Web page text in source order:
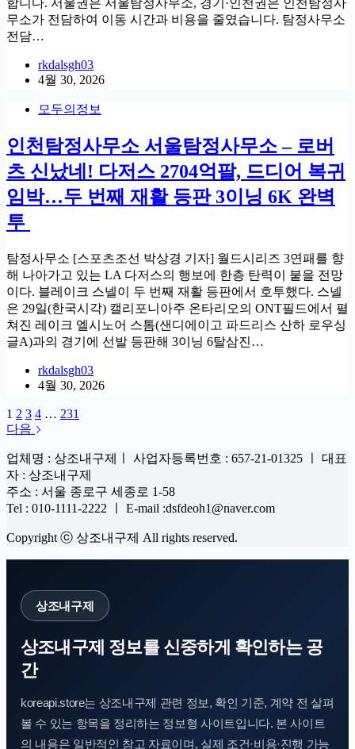
무소가 전담하여 이동 시간과 비용을 줄였습니다. 탐정사무소
전담…
rkdalsgh03
4월 30, 2026
모두의정보
인천탐정사무소 서울탐정사무소 – 로버
츠 신났네! 다저스 2704억팔, 드디어 복귀
임박…두 번째 재활 등판 3이닝 6K 완벽
투
탐정사무소 [스포츠조선 박상경 기자] 월드시리즈 3연패를 향
해 나아가고 있는 LA 다저스의 행보에 한층 탄력이 붙을 전망
이다. 블레이크 스넬이 두 번째 재활 등판에서 호투했다. 스넬
은 29일(한국시각) 캘리포니아주 온타리오의 ONT필드에서 펼
쳐진 레이크 엘시노어 스톰(샌디에이고 파드리스 산하 로우싱
글A)과의 경기에 선발 등판해 3이닝 6탈삼진…
rkdalsgh03
4월 30, 2026
1 2 3 4 … 231
다음
업체명 : 상조내구제ㅣ 사업자등록번호 : 657-21-01325 ㅣ 대표
자 : 상조내구제
주소 : 서울 종로구 세종로 1-58
Tel : 010-1111-2222 ㅣ E-mail :dsfdeoh1@naver.com
Copyright ⓒ 상조내구제 All rights reserved.
상조내구제
상조내구제 정보를 신중하게 확인하는 공
간
koreapi.store는 상조내구제 관련 정보, 확인 기준, 계약 전 살펴
볼 수 있는 항목을 정리하는 정보형 사이트입니다. 본 사이트
의 내용은 일반적인 참고 자료이며, 실제 조건·비용·진행 가능